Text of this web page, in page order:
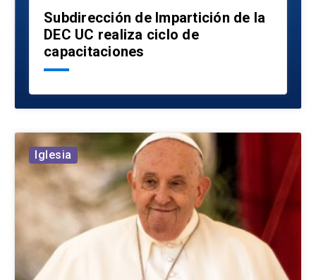
Subdirección de Impartición de la
DEC UC realiza ciclo de
capacitaciones
Iglesia